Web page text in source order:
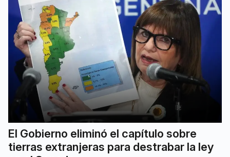
El Gobierno eliminó el capítulo sobre
tierras extranjeras para destrabar la ley